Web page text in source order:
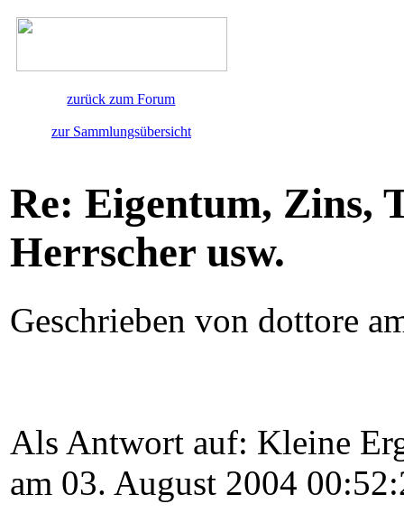
zurück zum Forum
zur Sammlungsübersicht
Re: Eigentum, Zins,
Herrscher usw.
Geschrieben von dottore
Als Antwort auf: Kleine
am 03. August 2004